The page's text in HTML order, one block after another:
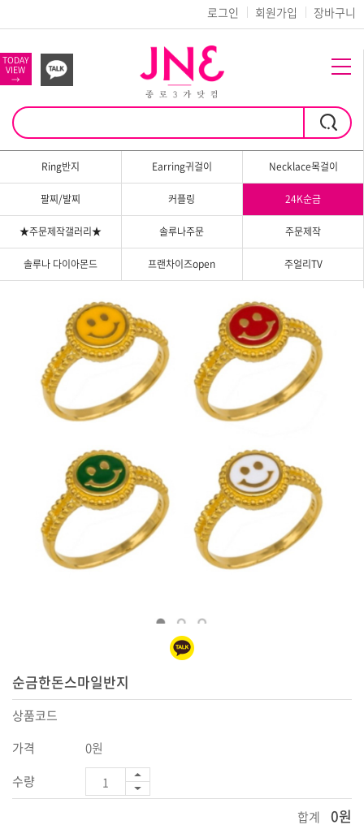
로그인 회원가입 장바구니
Ring반지 Earring귀걸이 Necklace목걸이
팔찌/발찌 커플링 24K순금
★주문제작갤러리★ 솔루나주문 주문제작
솔루나 다이아몬드 프랜차이즈open 주얼리TV
순금한돈스마일반지
상품코드
가격
0원
수량
합계
0원
TODAY
VIEW
→